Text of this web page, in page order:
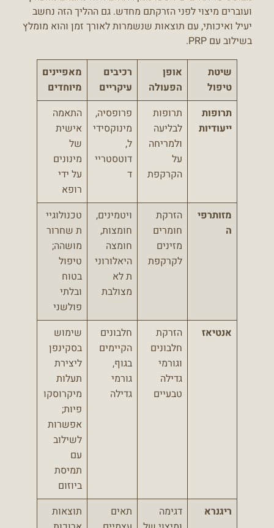
ועוברים מיצוי לפני הזרקתם מחדש. גם ההליך הזה נחשב
יעיל ואיכותי, עם תוצאות שנשמרות לאורך זמן והוא מומלץ
בשילוב עם PRP.
שיטת
טיפול
אופן
הפעולה
רכיבים
עיקריים
מאפיינים
מיוחדים
תרופות
ייעודיות
תרופות
לבליעה
ולמריחה
על
הקרקפת
פרופסיה,
מינוקסידי
ל,
דוטסטריי
ד
התאמה
אישית
של
מינונים
על ידי
רופא
מזותרפי
ה
הזרקת
חומרים
מזינים
לקרקפת
ויטמינים,
חומצות,
חומצה
היאלורוני
ת לא
מצולבת
טכנולוגיי
ת שחרור
מושהה;
טיפול
בטוח
ובלתי
פולשני
אנטיאז
הזרקת
חלבונים
וגורמי
גדילה
טבעיים
חלבונים
הקיימים
בגוף,
גורמי
גדילה
שימוש
בסקינפן
ליצירת
תעלות
מיקרוסקו
פיות;
אפשרות
לשילוב
עם
תמיסת
ביוזום
ריגנרא
דגימה
תאים
תוצאות